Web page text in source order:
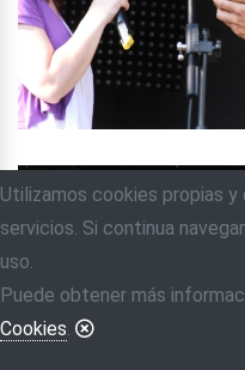
Utilizamos cookies propias
servicios. Si continua
uso.
Puede obtener más
Cookies.